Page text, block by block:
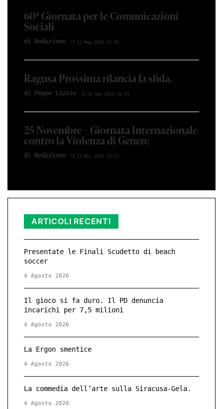
60ª Giornata per le Comunicazioni
Sociali
di Red­azio­ne 11 Mag 2026 23:05
Ragusa Prossima rilancia la sfida.
di Peppe Li­z­zio 24 Gen 2026 11:01
25 Novembre – Giornata Internazionale
contro la Violenza di Genere
di Red­azio­ne 11 Nov 2025 23:11
ARTICOLI RECENTI
Presentate le Finali Scudetto di beach
soccer
4 Agosto 2026
Il gioco si fa duro. Il PD denuncia
incarichi per 7,5 milioni
4 Agosto 2026
La Ergon smentice
4 Agosto 2026
La commedia dell’arte sulla Siracusa-Gela.
4 Agosto 2026